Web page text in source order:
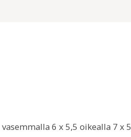
6 x 5,5 oikealla 7 x